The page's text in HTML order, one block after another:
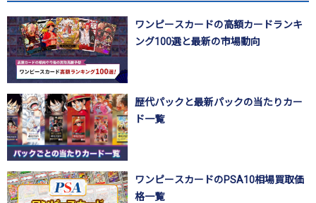
ワンピースカードの高額カードランキ
ング100選と最新の市場動向
歴代パックと最新パックの当たりカー
ド一覧
ワンピースカードのPSA10相場買取価
格一覧